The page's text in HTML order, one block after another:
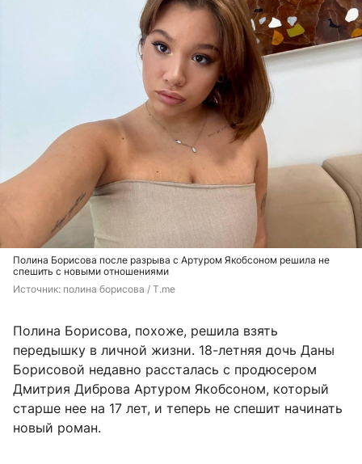
Полина Борисова после разрыва с Артуром Якобсоном решила не
спешить с новыми отношениями
Источник: полина борисова / T.me
Полина Борисова, похоже, решила взять
передышку в личной жизни. 18-летняя дочь Даны
Борисовой недавно рассталась с продюсером
Дмитрия Диброва Артуром Якобсоном, который
старше нее на 17 лет, и теперь не спешит начинать
новый роман.